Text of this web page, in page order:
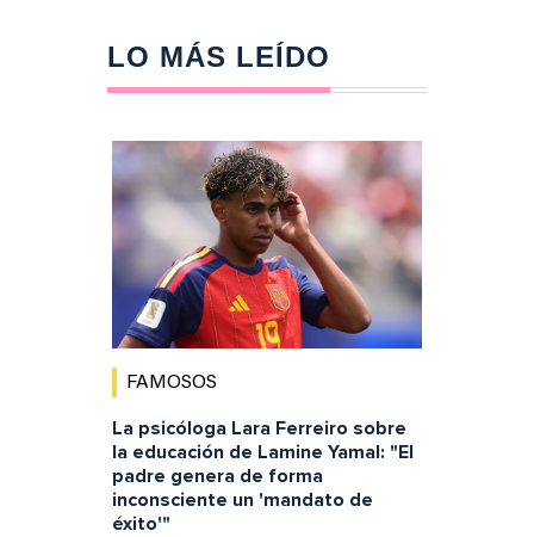
LO MÁS LEÍDO
FAMOSOS
La psicóloga Lara Ferreiro sobre
la educación de Lamine Yamal: "El
padre genera de forma
inconsciente un 'mandato de
éxito'"